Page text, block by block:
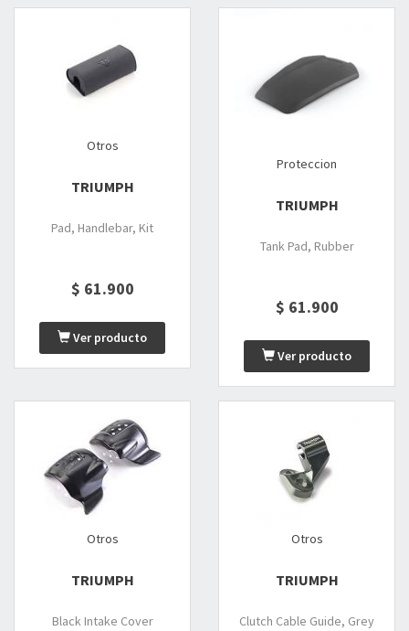
Otros
TRIUMPH
Pad, Handlebar, Kit
$ 61.900
Ver producto
Proteccion
TRIUMPH
Tank Pad, Rubber
$ 61.900
Ver producto
Otros
TRIUMPH
Black Intake Cover
Otros
TRIUMPH
Clutch Cable Guide, Grey